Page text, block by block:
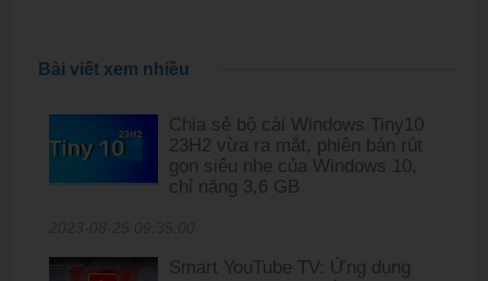
Bài viết xem nhiều
Chia sẻ bộ cài Windows Tiny10
23H2 vừa ra mắt, phiên bản rút
gọn siêu nhẹ của Windows 10,
chỉ nặng 3,6 GB
Smart YouTube TV: Ứng dụng